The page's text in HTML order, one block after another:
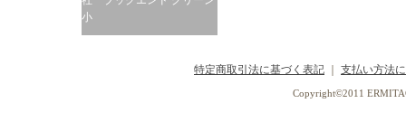
小
特定商取引法に基づく表記 支払い方法
Copyright©2011